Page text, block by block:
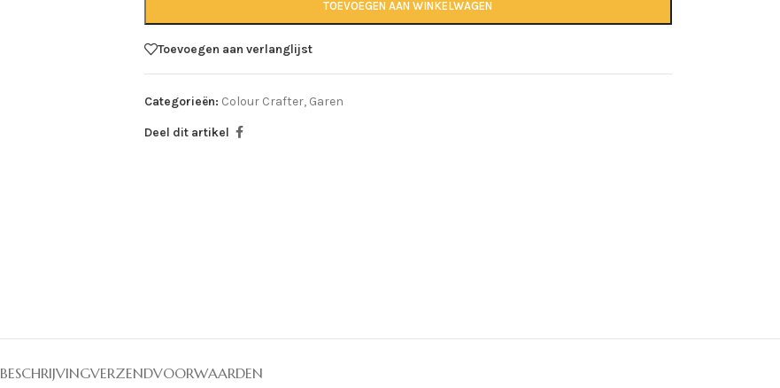
TOEVOEGEN AAN WINKELWAGEN
Toevoegen aan verlanglijst
Categorieën: Colour Crafter, Garen
Deel dit artikel
BESCHRIJVINGVERZENDVOORWAARDEN